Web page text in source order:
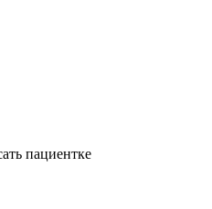
пациентке